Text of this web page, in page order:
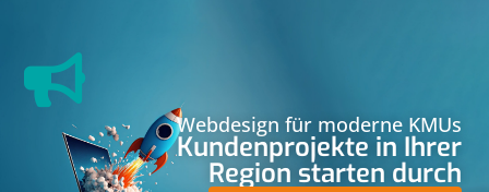
Webdesign für moderne KMUs
Kundenprojekte in Ihrer
Region starten durch